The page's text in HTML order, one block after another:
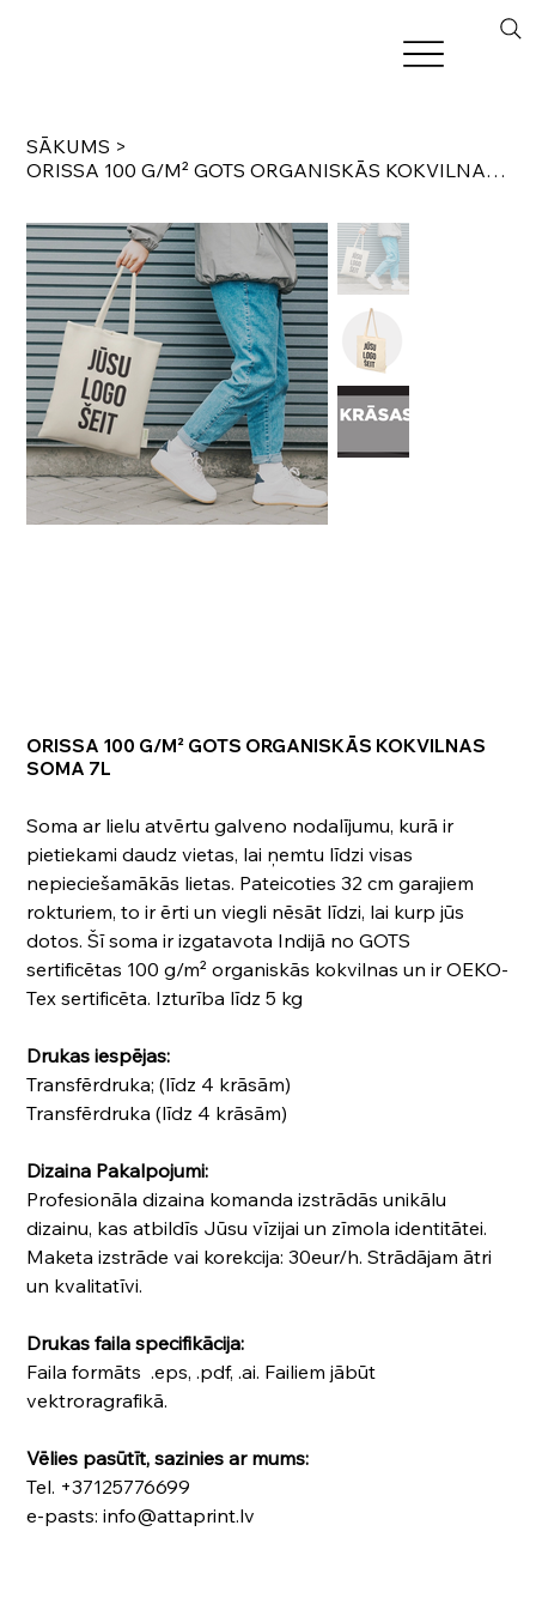
SĀKUMS >
ORISSA 100 G/M² GOTS ORGANISKĀS KOKVILNAS SOMA 7L
ORISSA 100 G/M² GOTS ORGANISKĀS KOKVILNAS
SOMA 7L
Soma ar lielu atvērtu galveno nodalījumu, kurā ir
pietiekami daudz vietas, lai ņemtu līdzi visas
nepieciešamākās lietas. Pateicoties 32 cm garajiem
rokturiem, to ir ērti un viegli nēsāt līdzi, lai kurp jūs
dotos. Šī soma ir izgatavota Indijā no GOTS
sertificētas 100 g/m² organiskās kokvilnas un ir OEKO-
Tex sertificēta. Izturība līdz 5 kg
Drukas iespējas:
Transfērdruka; (līdz 4 krāsām)
Transfērdruka (līdz 4 krāsām)
Dizaina Pakalpojumi:
Profesionāla dizaina komanda izstrādās unikālu
dizainu, kas atbildīs Jūsu vīzijai un zīmola identitātei.
Maketa izstrāde vai korekcija: 30eur/h. Strādājam ātri
un kvalitatīvi.
Drukas faila specifikācija:
Faila formāts .eps, .pdf, .ai. Failiem jābūt
vektroragrafikā.
Vēlies pasūtīt, sazinies ar mums:
Tel. +37125776699
e-pasts: info@attaprint.lv